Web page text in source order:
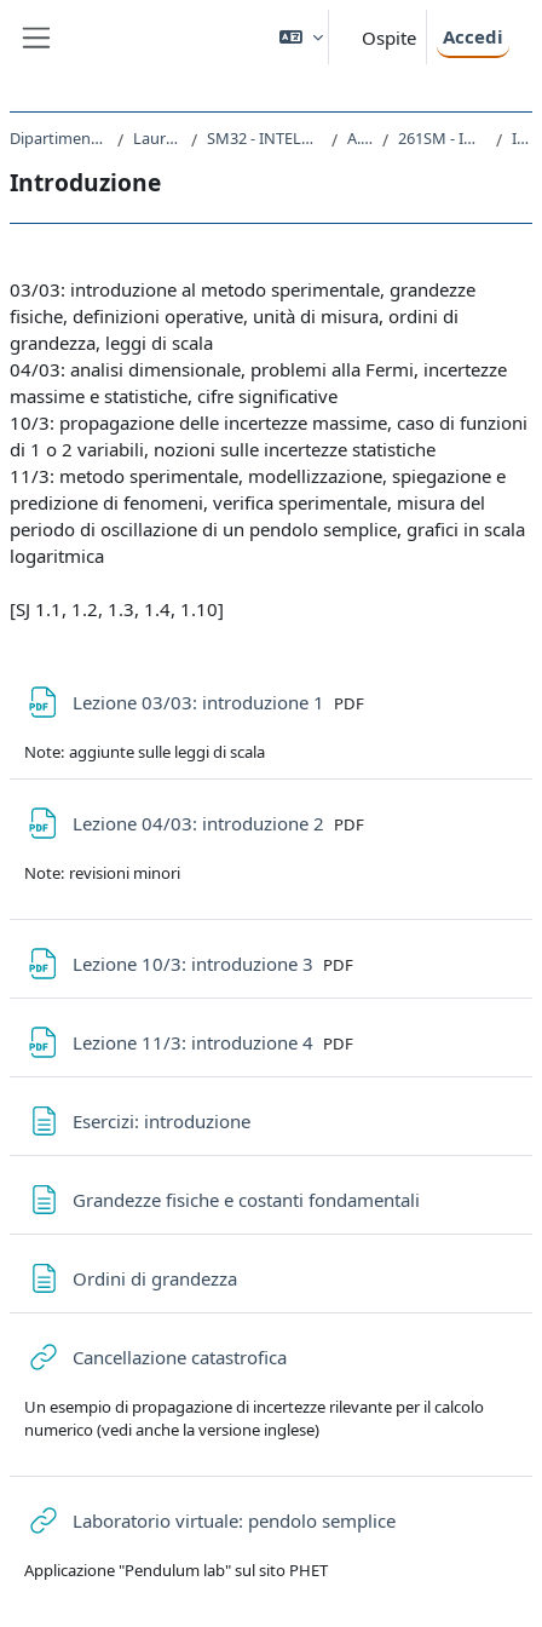
Ospite Accedi
Dipartimento di Matematica e Geoscienze Laurea triennale (DM270) SM32 - INTELLIGENZA ARTIFICIALE E DATA ANALYTICS A.A. 2020 - 2021 261SM - INTRODUZIONE ALLA FISICA 2020 Introduzione
Introduzione
Schema della sezione
03/03: introduzione al metodo sperimentale, grandezze
fisiche, definizioni operative, unità di misura, ordini di
grandezza, leggi di scala
04/03: analisi dimensionale, problemi alla Fermi, incertezze
massime e statistiche, cifre significative
10/3: propagazione delle incertezze massime, caso di funzioni
di 1 o 2 variabili, nozioni sulle incertezze statistiche
11/3: metodo sperimentale, modellizzazione, spiegazione e
predizione di fenomeni, verifica sperimentale, misura del
periodo di oscillazione di un pendolo semplice, grafici in scala
logaritmica
[SJ 1.1, 1.2, 1.3, 1.4, 1.10]
Lezione 03/03: introduzione 1 File
PDF
Note: aggiunte sulle leggi di scala
Lezione 04/03: introduzione 2 File
PDF
Note: revisioni minori
Lezione 10/3: introduzione 3 File
PDF
Lezione 11/3: introduzione 4 File
PDF
Esercizi: introduzionePagina
Grandezze fisiche e costanti fondamentali
Ordini di grandezzaPagina
Cancellazione catastroficaURL
Un esempio di propagazione di incertezze rilevante per il calcolo
numerico (vedi anche la versione inglese)
Laboratorio virtuale: pendolo sempliceURL
Applicazione "Pendulum lab" sul sito PHET